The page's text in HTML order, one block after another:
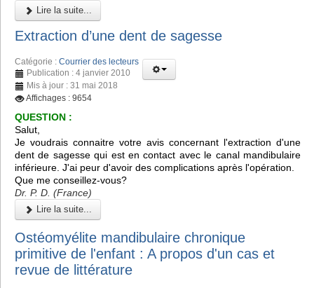
Lire la suite...
Extraction d’une dent de sagesse
Catégorie : Courrier des lecteurs
Publication : 4 janvier 2010
Mis à jour : 31 mai 2018
Affichages : 9654
QUESTION :
Salut,
Je voudrais connaitre votre avis concernant l'extraction d'une
dent de sagesse qui est en contact avec le canal mandibulaire
inférieure. J'ai peur d'avoir des complications après l'opération.
Que me conseillez-vous?
Dr. P. D. (France)
Lire la suite...
Ostéomyélite mandibulaire chronique
primitive de l'enfant : A propos d'un cas et
revue de littérature